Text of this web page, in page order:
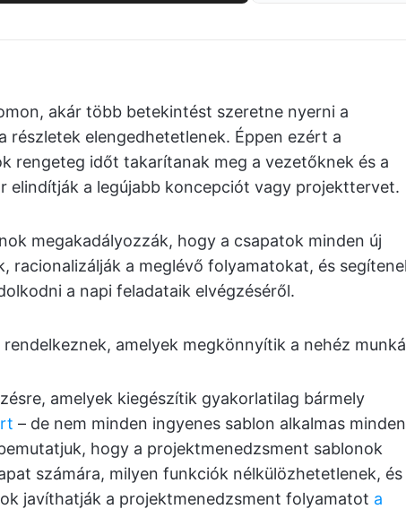
akár több betekintést szeretne nyerni a
részletek elengedhetetlenek. Éppen ezért a
rengeteg időt takarítanak meg a vezetőknek és a
elindítják a legújabb koncepciót vagy projekttervet.
megakadályozzák, hogy a csapatok minden új
racionalizálják a meglévő folyamatokat, és
a napi feladataik elvégzéséről.
amelyek megkönnyítik a nehéz
amelyek kiegészítik gyakorlatilag bármely
– de nem minden ingyenes sablon alkalmas minden
hogy a projektmenedzsment sablonok
számára, milyen funkciók nélkülözhetetlenek, és
javíthatják a projektmenedzsment folyamatot a